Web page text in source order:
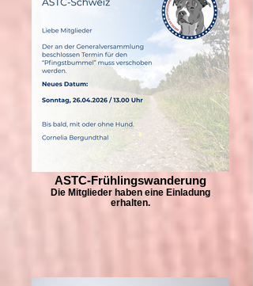
ASTC-Frühlingswanderung
Die Mitglieder haben eine Einladung
erhalten.